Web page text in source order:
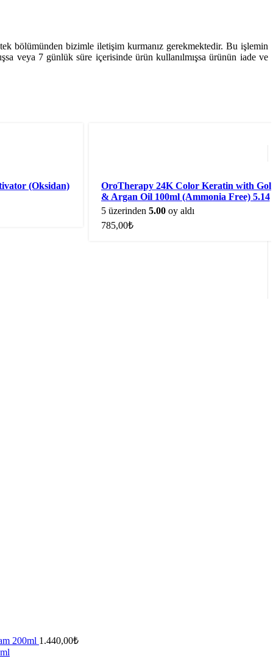
bölümünden bizimle iletişim kurmanız gerekmektedir. Bu işlemin
veya 7 günlük süre içerisinde ürün kullanılmışsa ürünün iade ve
(Oksidan)
OroTherapy 24K Color Keratin with
& Argan Oil 100ml (Ammonia Free) 5.14
EXTRA Bıtter Chocolate
5 üzerinden 5.00oy aldı
785,00₺
200ml 1.440,00₺